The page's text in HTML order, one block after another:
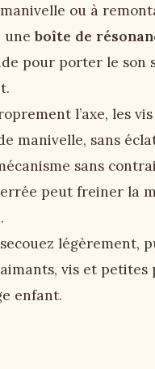
ou à
uneboîte de
pour porter le son
l’axe, les
manivelle, sans
sans
peut freiner la
légèrement,
vis et petites
enfant.